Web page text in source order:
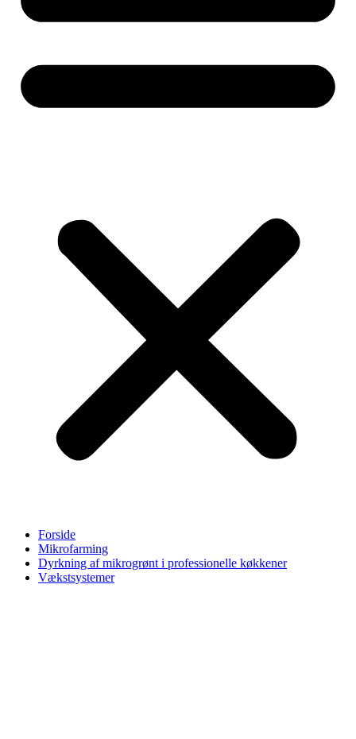
Forside
Mikrofarming
Dyrkning af mikrogrønt i professionelle køkkener
Vækstsystemer